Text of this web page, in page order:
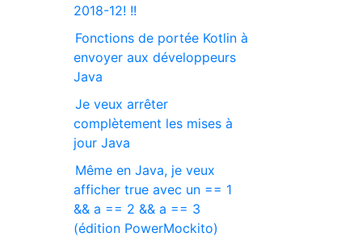
2018-12! !!
Fonctions de portée Kotlin à
envoyer aux développeurs
Java
Je veux arrêter
complètement les mises à
jour Java
Même en Java, je veux
afficher true avec un == 1
&& a == 2 && a == 3
(édition PowerMockito)